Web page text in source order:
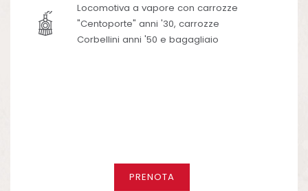
Locomotiva a vapore con carrozze
"Centoporte" anni '30, carrozze
Corbellini anni '50 e bagagliaio
PRENOTA